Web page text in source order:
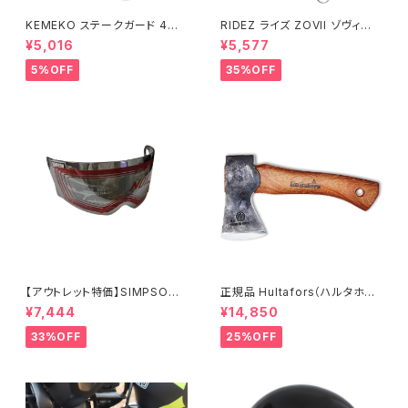
KEMEKO ステークガード 4枚
セット キャンピングセーフティー
アイテム
¥5,016
5%OFF
RIDEZ ライズ ZOVII ゾヴィー
アラームグリップロック ZHL 盗
難防止警報付きバイクロック
¥5,577
35%OFF
【アウトレット特価】SIMPSON
M30用クローム/ライトスモーク
シールド
¥7,444
33%OFF
正規品 Hultafors（ハルタホー
ス）オーゲルファンミニハチェッ
ト スウェーデン製 手斧
¥14,850
25%OFF